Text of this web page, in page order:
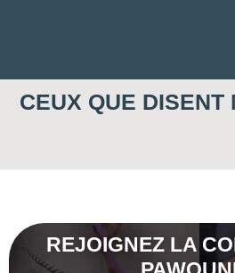
CEUX QUE DISENT
REJOIGNEZ LA